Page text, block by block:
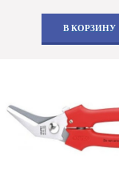
В КОРЗИНУ